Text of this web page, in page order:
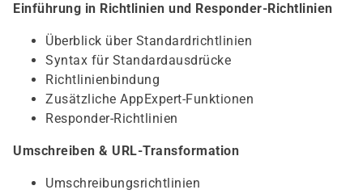
Einführung in Richtlinien und Responder-Richtlinien
Überblick über Standardrichtlinien
Syntax für Standardausdrücke
Richtlinienbindung
Zusätzliche AppExpert-Funktionen
Responder-Richtlinien
Umschreiben & URL-Transformation
Umschreibungsrichtlinien